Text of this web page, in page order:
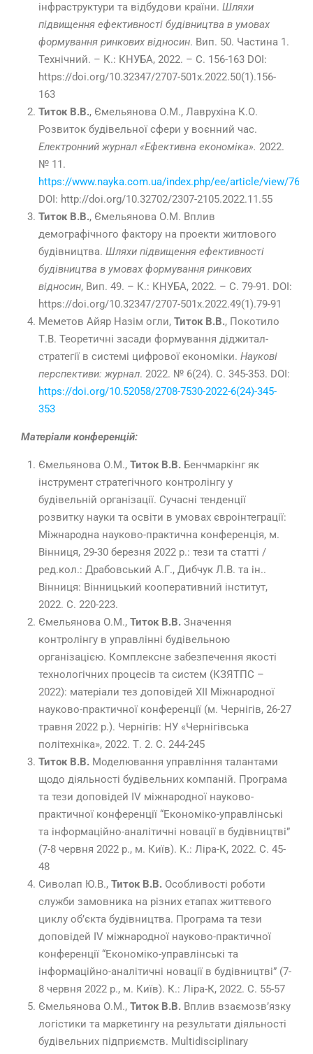
інфраструктури та відбудови країни. Шляхи
підвищення ефективності будівництва в умовах
формування ринкових відносин. Вип. 50. Частина 1.
Технічний. – К.: КНУБА, 2022. – С. 156-163 DOI:
https://doi.org/10.32347/2707-501x.2022.50(1).156-
163
Титок В.В., Ємельянова О.М., Лаврухіна К.О.
Розвиток будівельної сфери у воєнний час.
Електронний журнал «Ефективна економіка». 2022.
№ 11.
https://www.nayka.com.ua/index.php/ee/article/view/765/
DOI: http://doi.org/10.32702/2307-2105.2022.11.55
Титок В.В., Ємельянова О.М. Вплив
демографічного фактору на проекти житлового
будівництва. Шляхи підвищення ефективності
будівництва в умовах формування ринкових
відносин, Вип. 49. – К.: КНУБА, 2022. – С. 79-91. DOI:
https://doi.org/10.32347/2707-501x.2022.49(1).79-91
Меметов Айяр Назім огли, Титок В.В., Покотило
Т.В. Теоретичні засади формування діджитал-
стратегії в системі цифрової економіки. Наукові
перспективи: журнал. 2022. № 6(24). C. 345-353. DOI:
https://doi.org/10.52058/2708-7530-2022-6(24)-345-
353
Матеріали конференцій:
Ємельянова О.М., Титок В.В. Бенчмаркінг як
інструмент стратегічного контролінгу у
будівельній організації. Сучасні тенденції
розвитку науки та освіти в умовах євроінтеграції:
Міжнародна науково-практична конференція, м.
Вінниця, 29-30 березня 2022 р.: тези та статті /
ред.кол.: Драбовський А.Г., Дибчук Л.В. та ін..
Вінниця: Вінницький кооперативний інститут,
2022. С. 220-223.
Ємельянова О.М., Титок В.В. Значення
контролінгу в управлінні будівельною
організацією. Комплексне забезпечення якості
технологічних процесів та систем (КЗЯТПС –
2022): матеріали тез доповідей XІІ Міжнародної
науково-практичної конференції (м. Чернігів, 26-27
травня 2022 р.). Чернігів: НУ «Чернігівська
політехніка», 2022. Т. 2. С. 244-245
Титок В.В. Моделювання управління талантами
щодо діяльності будівельних компаній. Програма
та тези доповідей ІV міжнародної науково-
практичної конференції “Економіко-управлінські
та інформаційно-аналітичні новації в будівництві”
(7-8 червня 2022 р., м. Київ). К.: Ліра-К, 2022. С. 45-
48
Сиволап Ю.В., Титок В.В. Особливості роботи
служби замовника на різних етапах життєвого
циклу об’єкта будівництва. Програма та тези
доповідей ІV міжнародної науково-практичної
конференції “Економіко-управлінські та
інформаційно-аналітичні новації в будівництві” (7-
8 червня 2022 р., м. Київ). К.: Ліра-К, 2022. С. 55-57
Ємельянова О.М., Титок В.В. Вплив взаємозв’язку
логістики та маркетингу на результати діяльності
будівельних підприємств. Multidisciplinary